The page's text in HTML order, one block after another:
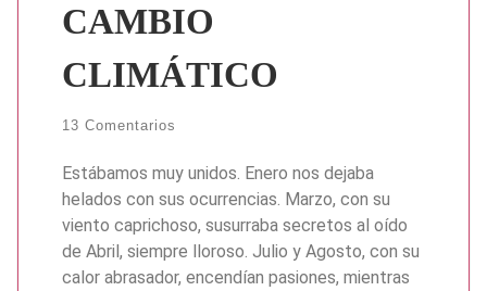
CAMBIO
CLIMÁTICO
13 Comentarios
Estábamos muy unidos. Enero nos dejaba
helados con sus ocurrencias. Marzo, con su
viento caprichoso, susurraba secretos al oído
de Abril, siempre lloroso. Julio y Agosto, con su
calor abrasador, encendían pasiones, mientras